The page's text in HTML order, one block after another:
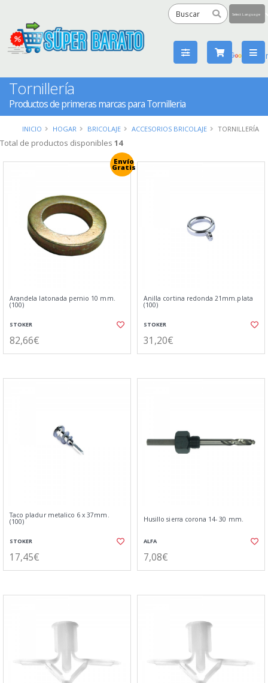
by
Tornillería
Productos de primeras marcas para Tornilleria
INICIO HOGAR BRICOLAJE ACCESORIOS BRICOLAJE TORNILLERÍA
Total de productos disponibles 14
Envío
Gratis
Arandela latonada pernio 10 mm.
(100)
STOKER
82,66€
Anilla cortina redonda 21mm.plata
(100)
STOKER
31,20€
Taco pladur metalico 6 x 37mm.
(100)
STOKER
17,45€
Husillo sierra corona 14- 30 mm.
ALFA
7,08€